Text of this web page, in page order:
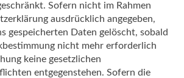
Sofern nicht im Rahmen
ausdrücklich angegeben,
gespeicherten Daten gelöscht, sobald
nicht mehr erforderlich
keine gesetzlichen
entgegenstehen. Sofern die